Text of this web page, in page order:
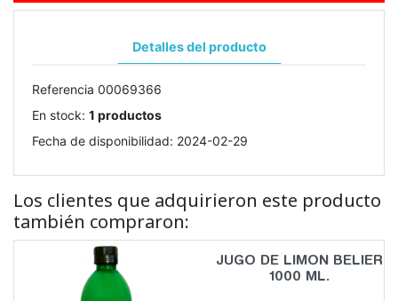
Detalles del producto
Referencia 00069366
En stock: 1 productos
Fecha de disponibilidad: 2024-02-29
Los clientes que adquirieron este producto
también compraron:
JUGO DE LIMON BELIER
1000 ML.